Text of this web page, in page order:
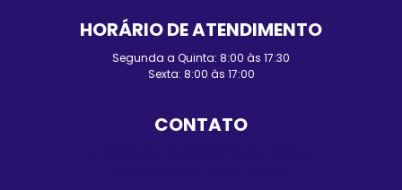
HORÁRIO DE ATENDIMENTO
Segunda a Quinta: 8:00 às 17:30
Sexta: 8:00 às 17:00
CONTATO